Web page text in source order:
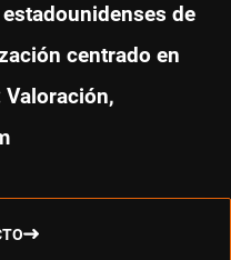
de
centrado en
Valoración,